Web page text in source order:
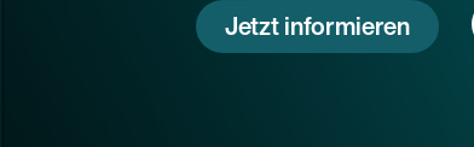
Jetzt informieren